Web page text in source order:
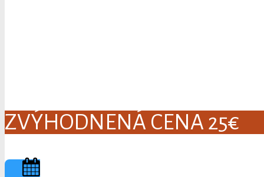
ZVÝHODNENÁ CENA 25€